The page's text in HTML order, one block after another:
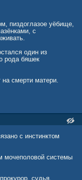
пиздоглазое уёбище,
с
один из
рода бяшек
смерти матери.
с инстинктом
мочеполовой системы
судья,